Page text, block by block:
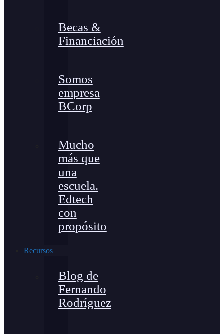
Becas &
Financiación
Somos
empresa
BCorp
Mucho
más que
una
escuela.
Edtech
con
propósito
Recursos
Blog de
Fernando
Rodríguez